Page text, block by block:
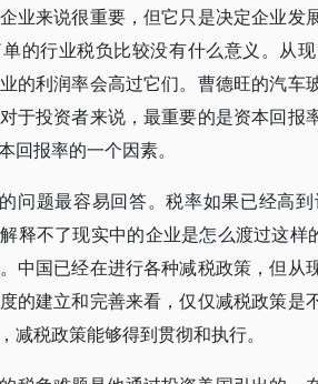
业来说很重要，但它只是决定企业发
的行业税负比较没有什么意义。从
的利润率会高过它们。曹德旺的汽车
于投资者来说，最重要的是资本回报
回报率的一个因素。
问题最容易回答。税率如果已经高
释不了现实中的企业是怎么渡过这样
中国已经在进行各种减税政策，但从
的建立和完善来看，仅仅减税政策是
减税政策能够得到贯彻和执行。